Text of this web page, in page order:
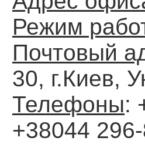
Режим
Почтовый
30, г.Киев,
Телефоны:
+38044